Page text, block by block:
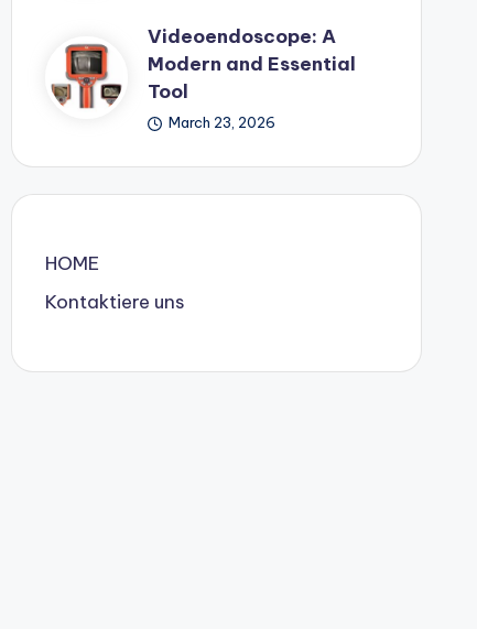
Videoendoscope: A
Modern and Essential
Tool
March 23, 2026
HOME
Kontaktiere uns